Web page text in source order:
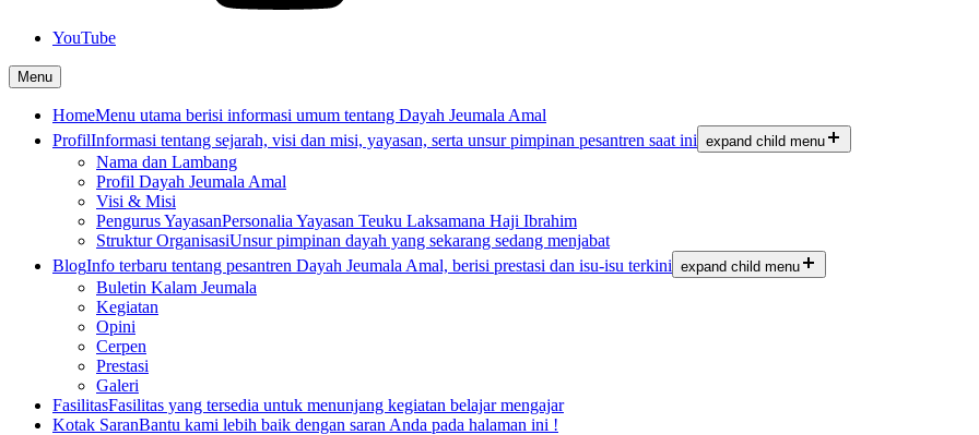
YouTube
Menu
HomeMenu utama berisi informasi umum tentang Dayah Jeumala Amal
ProfilInformasi tentang sejarah, visi dan misi, yayasan, serta unsur pimpinan pesantren saat ini expand child menu
Nama dan Lambang
Profil Dayah Jeumala Amal
Visi & Misi
Pengurus YayasanPersonalia Yayasan Teuku Laksamana Haji Ibrahim
Struktur OrganisasiUnsur pimpinan dayah yang sekarang sedang menjabat
BlogInfo terbaru tentang pesantren Dayah Jeumala Amal, berisi prestasi dan isu-isu terkini expand child menu
Buletin Kalam Jeumala
Kegiatan
Opini
Cerpen
Prestasi
Galeri
FasilitasFasilitas yang tersedia untuk menunjang kegiatan belajar mengajar
Kotak SaranBantu kami lebih baik dengan saran Anda pada halaman ini !